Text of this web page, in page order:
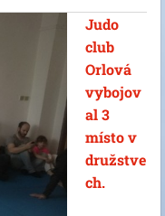
Judo
club
Orlová
vybojov
al 3
místo v
družstve
ch.